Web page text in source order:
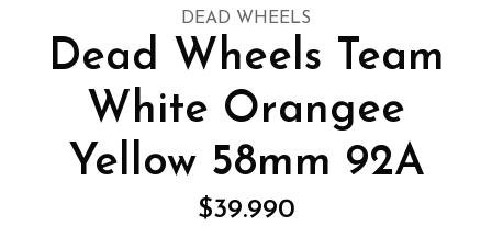
DEAD WHEELS
Dead Wheels Team
White Orangee
Yellow 58mm 92A
$39.990